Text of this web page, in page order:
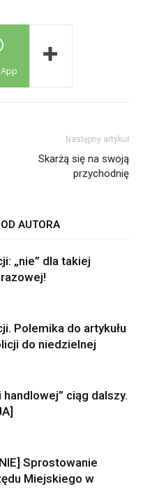
Następny artykuł
Skarżą się na swoją
przychodnię
AUTORA
„nie” dla takiej
Polemika do artykułu
do niedzielnej
ciąg dalszy.
Sprostowanie
Miejskiego w